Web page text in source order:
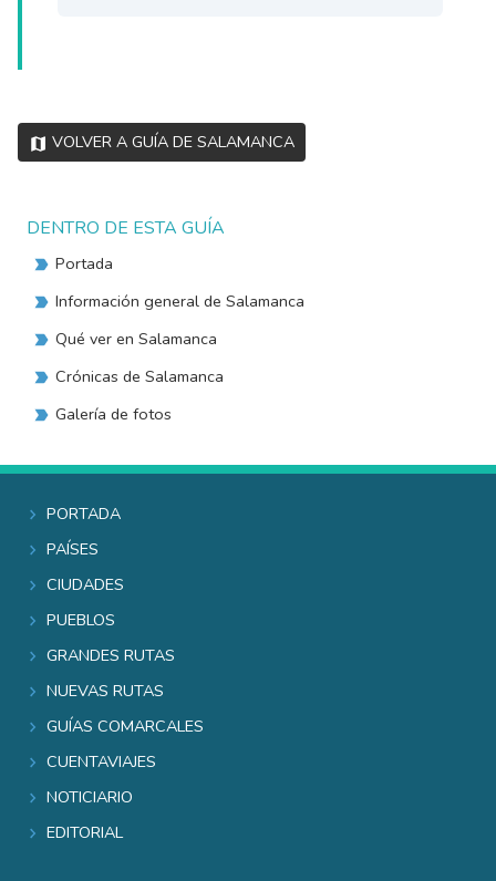
Volver a Guía de Salamanca
DENTRO DE ESTA GUÍA
Portada
Información general de Salamanca
Qué ver en Salamanca
Crónicas de Salamanca
Galería de fotos
Portada
Países
Ciudades
Pueblos
Grandes rutas
Nuevas rutas
Guías comarcales
Cuentaviajes
Noticiario
Editorial